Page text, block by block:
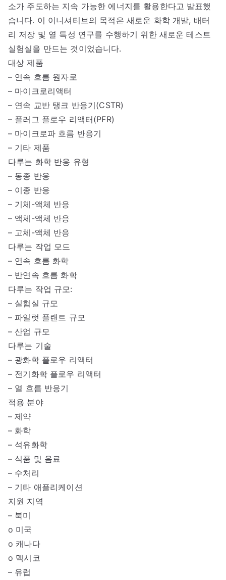
소가 주도하는 지속 가능한 에너지를 활용한다고 발표했
습니다. 이 이니셔티브의 목적은 새로운 화학 개발, 배터
리 저장 및 열 특성 연구를 수행하기 위한 새로운 테스트
실험실을 만드는 것이었습니다.
대상 제품
– 연속 흐름 원자로
– 마이크로리액터
– 연속 교반 탱크 반응기(CSTR)
– 플러그 플로우 리액터(PFR)
– 마이크로파 흐름 반응기
– 기타 제품
다루는 화학 반응 유형
– 동종 반응
– 이종 반응
– 기체-액체 반응
– 액체-액체 반응
– 고체-액체 반응
다루는 작업 모드
– 연속 흐름 화학
– 반연속 흐름 화학
다루는 작업 규모:
– 실험실 규모
– 파일럿 플랜트 규모
– 산업 규모
다루는 기술
– 광화학 플로우 리액터
– 전기화학 플로우 리액터
– 열 흐름 반응기
적용 분야
– 제약
– 화학
– 석유화학
– 식품 및 음료
– 수처리
– 기타 애플리케이션
지원 지역
– 북미
o 미국
o 캐나다
o 멕시코
– 유럽